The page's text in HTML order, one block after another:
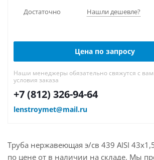
Достаточно Нашли дешевле?
Цена по запросу
Наши менеджеры обязательно свяжутся с
условия заказа
+7 (812) 326-94-64
lenstroymet@mail.ru
Труба нержавеющая э/св 439 AISI
по цене от в наличии на складе. Мы